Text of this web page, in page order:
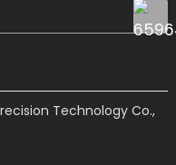
Technology Co.,